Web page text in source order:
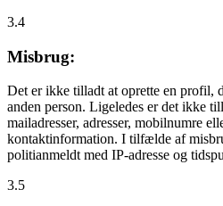
3.4
Misbrug:
Det er ikke tilladt at oprette en profil,
anden person. Ligeledes er det ikke
mailadresser, adresser, mobilnumre
kontaktinformation. I tilfælde af
politianmeldt med IP-adresse og
3.5